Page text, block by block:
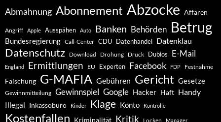
Abmahnung Abonnement Abzocke Affären
Angriff Apple Ausspähen Auto Banken Behörden Betrug
Bundesregierung Call-Center CDU Datenhandel Datenklau
Datenschutz Download Drohung Druck Dubios E-Mail
England Ermittlungen EU Experten Facebook FDP Festnahme
Fälschung G-MAFIA Gebühren Gericht Gesetze
Gewinnmitteilung Gewinnspiel Google Hacker Haft Handy
Illegal Inkassobüro Kinder Klage Konto Kontrolle
Kostenfallen Kriminalität Kritik Locken Manager